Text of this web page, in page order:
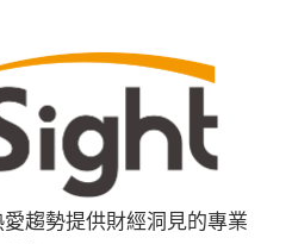
趨勢提供財經洞見的專業